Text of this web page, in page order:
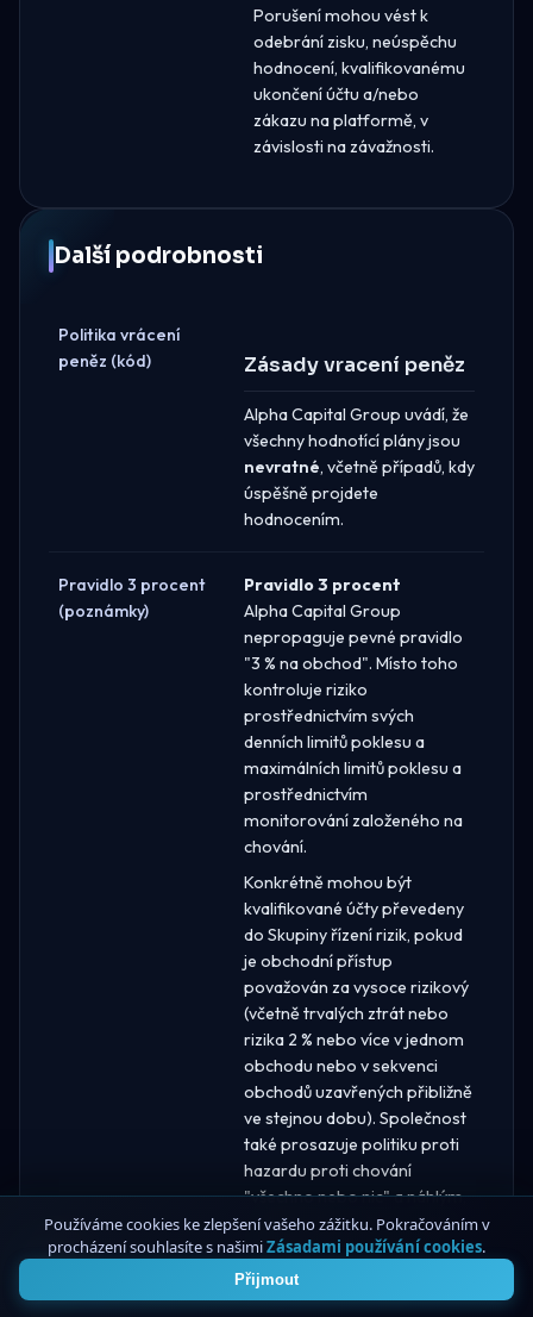
Porušení mohou vést k
odebrání zisku, neúspěchu
hodnocení, kvalifikovanému
ukončení účtu a/nebo
zákazu na platformě, v
závislosti na závažnosti.
Další podrobnosti
Politika vrácení
peněz (kód)
Zásady vracení peněz
Alpha Capital Group uvádí, že
všechny hodnotící plány jsou
nevratné, včetně případů, kdy
úspěšně projdete
hodnocením.
Pravidlo 3 procent
(poznámky)
Pravidlo 3 procent
Alpha Capital Group
nepropaguje pevné pravidlo
"3 % na obchod". Místo toho
kontroluje riziko
prostřednictvím svých
denních limitů poklesu a
maximálních limitů poklesu a
prostřednictvím
monitorování založeného na
chování.
Konkrétně mohou být
kvalifikované účty převedeny
do Skupiny řízení rizik, pokud
je obchodní přístup
považován za vysoce rizikový
(včetně trvalých ztrát nebo
rizika 2 % nebo více v jednom
obchodu nebo v sekvenci
obchodů uzavřených přibližně
ve stejnou dobu). Společnost
také prosazuje politiku proti
hazardu proti chování
"všechno nebo nic" a náhlým,
nadměrným změnám velikosti
lotu v porovnání s normálním
průměrem účtu.
Používáme cookies ke zlepšení vašeho zážitku. Pokračováním v
procházení souhlasíte s našimiZásadami používání cookies.
Přijmout
4